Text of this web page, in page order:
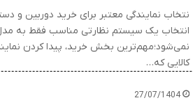
انتخاب یک سیستم نظارتی مناسب فقط به
نمی‌شود؛مهم‌ترین بخش خرید، پیدا کردن
کالایی که…
27/07/1404